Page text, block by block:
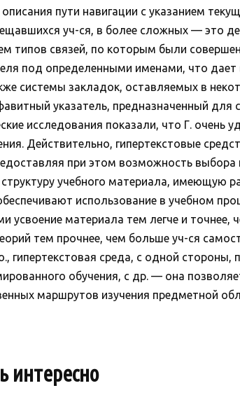
пути навигации с указанием
уч-ся, в более сложных — это
типов связей, по которым были
под определенными именами, что
системы закладок, оставляемых в
указатель, предназначенный для
исследования показали, что Г. очень
Действительно, гипертекстовые
при этом возможность выбора
учебного материала, имеющую
использование в учебном
усвоение материала тем легче и точнее,
тем прочнее, чем больше уч-ся
гипертекстовая среда, с одной стороны,
обучения, с др. — она
маршрутов изучения предметной
интересно